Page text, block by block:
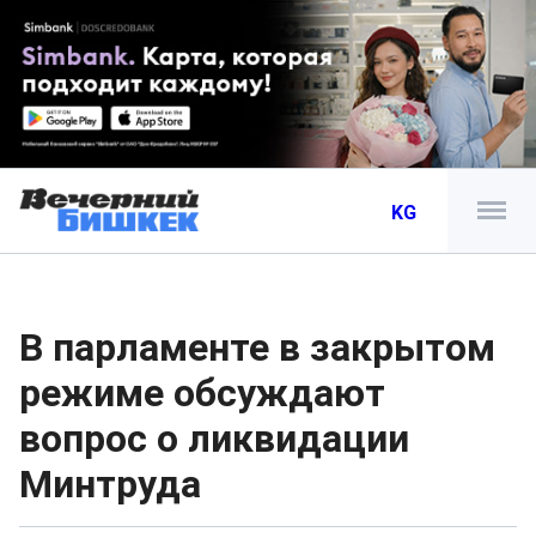
KG
В парламенте в закрытом
режиме обсуждают
вопрос о ликвидации
Минтруда